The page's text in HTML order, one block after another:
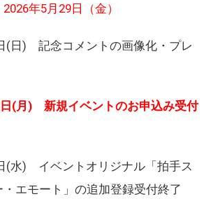
2026年5月29日（金）
(日) 記念コメントの画像化・プレ
(月) 新規イベントのお申込み受付
(水) イベントオリジナル「拍手ス
エモート」の追加登録受付終了